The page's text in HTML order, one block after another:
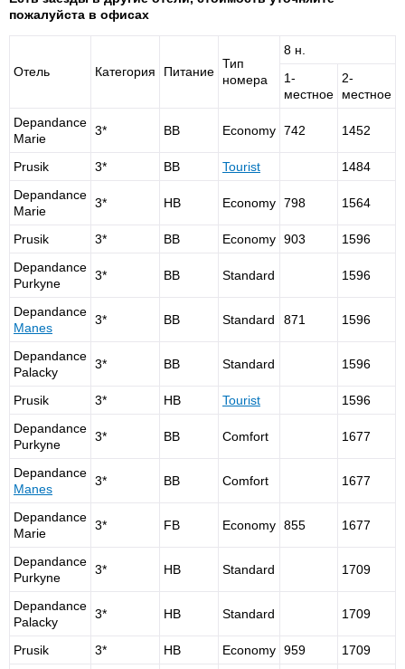
пожалуйста в офисах
Отель Категория Питание
Тип
номера
8 н.
1-
местное
2-
местное
Depandance
Marie
3* BB Economy 742 1452
Prusik 3* BB Tourist
1484
Depandance
Marie
3* HB Economy 798 1564
Prusik 3* BB Economy 903
1596
Depandance
Purkyne
3* BB Standard 1596
Depandance
Manes
3* BB Standard 871 1596
Depandance
Palacky
3* BB Standard 1596
Prusik 3* HB Tourist
1596
Depandance
Purkyne
3* BB Comfort 1677
Depandance
Manes
3* BB Comfort 1677
Depandance
Marie
3* FB Economy 855 1677
Depandance
Purkyne
3* HB Standard 1709
Depandance
Palacky
3* HB Standard 1709
Prusik 3* HB Economy 959 1709